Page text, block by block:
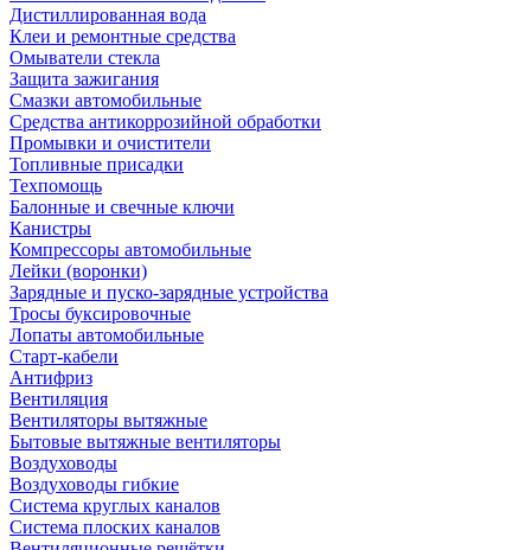
Дистиллированная вода
Клеи и ремонтные средства
Омыватели стекла
Защита зажигания
Смазки автомобильные
Средства антикоррозийной обработки
Промывки и очистители
Топливные присадки
Техпомощь
Балонные и свечные ключи
Канистры
Компрессоры автомобильные
Лейки (воронки)
Зарядные и пуско-зарядные устройства
Тросы буксировочные
Лопаты автомобильные
Старт-кабели
Антифриз
Вентиляция
Вентиляторы вытяжные
Бытовые вытяжные вентиляторы
Воздуховоды
Воздуховоды гибкие
Система круглых каналов
Система плоских каналов